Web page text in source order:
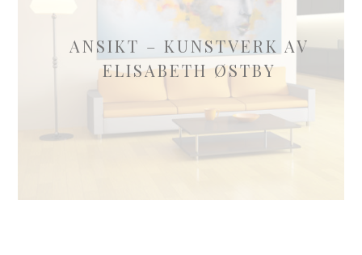
ANSIKT – KUNSTVERK AV
ELISABETH ØSTBY